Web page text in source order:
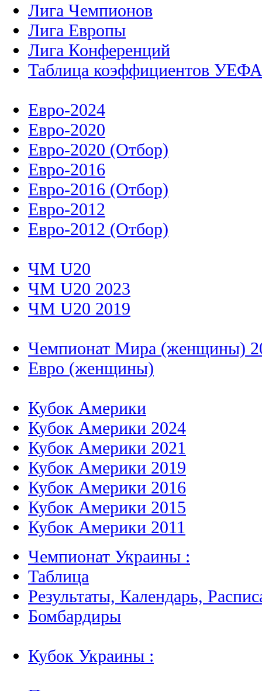
Лига Чемпионов
Лига Европы
Лига Конференций
Таблица коэффициентов УЕФА
Евро-2024
Евро-2020
Евро-2020 (Отбор)
Евро-2016
Евро-2016 (Отбор)
Евро-2012
Евро-2012 (Отбор)
ЧМ U20
ЧМ U20 2023
ЧМ U20 2019
Чемпионат Мира (женщины)
Евро (женщины)
Кубок Америки
Кубок Америки 2024
Кубок Америки 2021
Кубок Америки 2019
Кубок Америки 2016
Кубок Америки 2015
Кубок Америки 2011
Чемпионат Украины :
Таблица
Результаты, Календарь,
Бомбардиры
Кубок Украины :